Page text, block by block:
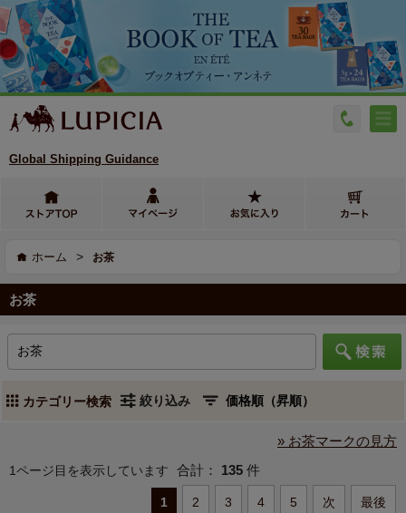
Global Shipping Guidance
ホーム > お茶
お茶
カテゴリー検索 絞り込み
» お茶マークの見方
1ページ目を表示しています 合計： 135 件
1 2 3 4 5 次 最後